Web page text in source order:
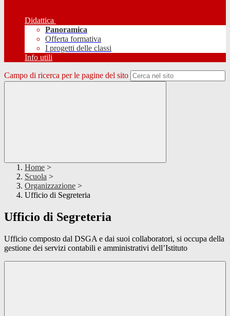
Didattica
Panoramica
Offerta formativa
I progetti delle classi
Info utili
Campo di ricerca per le pagine del sito
Home >
Scuola >
Organizzazione >
Ufficio di Segreteria
Ufficio di Segreteria
Ufficio composto dal DSGA e dai suoi collaboratori, si occupa della
gestione dei servizi contabili e amministrativi dell’Istituto